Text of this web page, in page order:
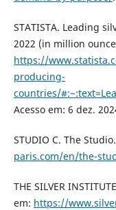
STATISTA. Leading
2022 (in million
https://
producing-
countries/
Acesso em: 6 dez.
STUDIO C. The
paris.com/en/the-
THE SILVER
em: https://